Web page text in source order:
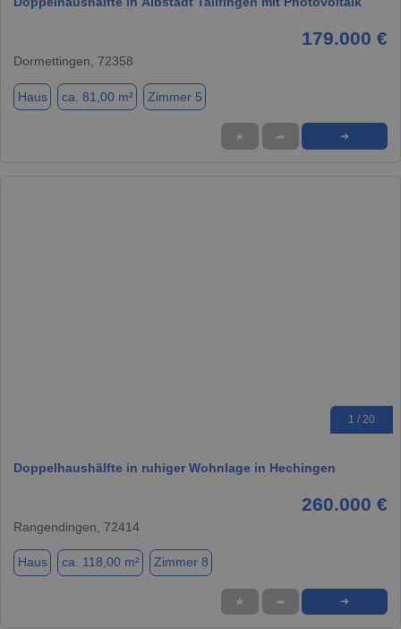
179.000 €
Dormettingen, 72358
Haus ca. 81,00 m² Zimmer 5
★ ➦ ➜
1 / 20
Doppelhaushälfte in ruhiger Wohnlage in Hechingen
260.000 €
Rangendingen, 72414
Haus ca. 118,00 m² Zimmer 8
★ ➦ ➜